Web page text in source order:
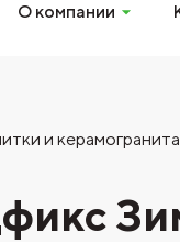
О компании
и керамогранита